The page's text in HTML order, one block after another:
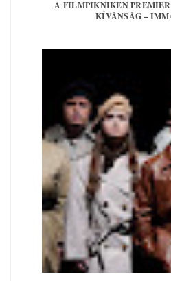
A FILMPIKNIKEN
KÍVÁNSÁG –